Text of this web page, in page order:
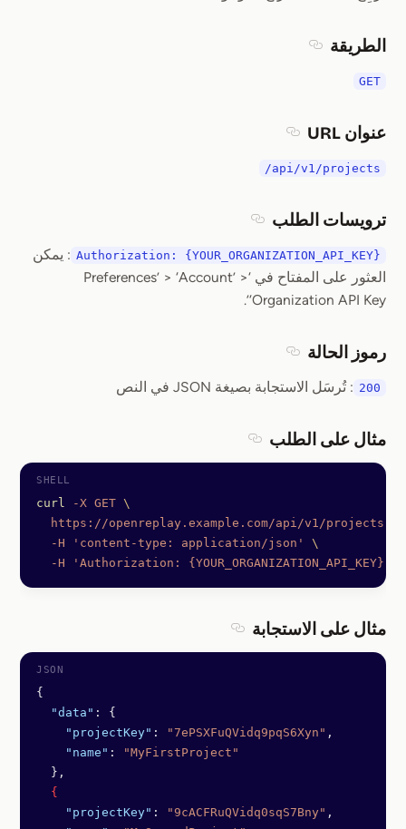
الطريقة
GET
عنوان URL
/api/v1/projects
ترويسات الطلب
Authorization: {YOUR_ORGANIZATION_API_KEY} : يمكن
العثور على المفتاح في ‘Preferences’ > ‘Account’ >
‘Organization API Key’.
رموز الحالة
200 : تُرسَل الاستجابة بصيغة JSON في النص
مثال على الطلب
curl -X GET \
  https://openreplay.example.com/api/v1/projects
  -H
'content-type: application/json'
\
  -H
'Authorization: {YOUR_ORGANIZATION_API_KEY}'
مثال على الاستجابة
{
  "data"
: {
    "projectKey"
: "7ePSXFuQVidq9pqS6Xyn" ,
    "name"
:
"MyFirstProject"
  },
  {
    "projectKey"
: "9cACFRuQVidq0sqS7Bny" ,